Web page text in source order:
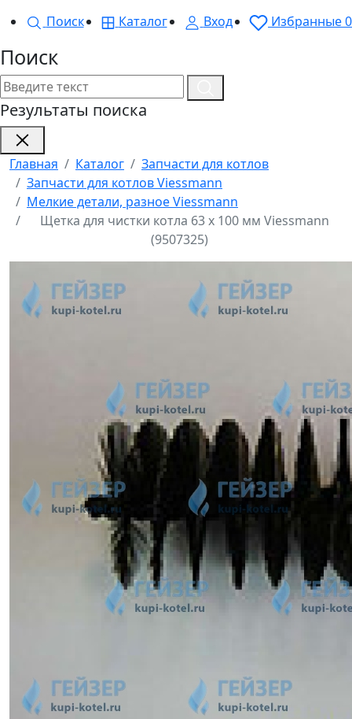
Поиск
Каталог Вход Избранные0
Поиск
Результаты поиска
Главная Каталог
Запчасти для котлов
Запчасти для котлов Viessmann
Мелкие детали, разное Viessmann
Щетка для чистки котла 63 х 100 мм Viessmann
(9507325)